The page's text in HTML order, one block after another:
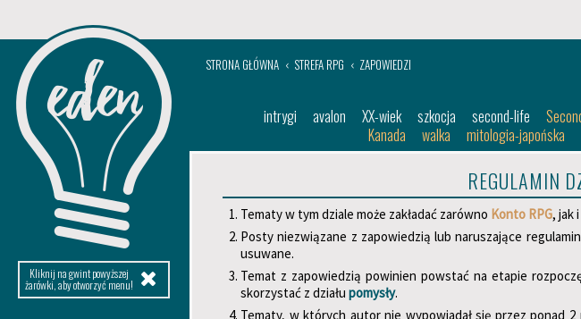
Kliknij na gwint powyższej
żarówki, aby otworzyć menu!
STRONA GŁÓWNA STREFA RPG ZAPOWIEDZI
intrygi avalon XX-wiek szkocja second-life
Kanada
walka mitologia-japońska
REGULAMIN
Tematy w tym dziale może zakładać zarówno Konto RPG, jak i
Posty niezwiązane z zapowiedzią lub naruszające
usuwane.
Temat z zapowiedzią powinien powstać na etapie
skorzystać z działu pomysły.
Tematy, w których autor nie wypowiadał się przez ponad